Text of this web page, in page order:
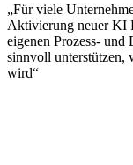
„Für viele
Aktivierung neuer KI
eigenen Prozess-
sinnvoll unterstützen,
wird“